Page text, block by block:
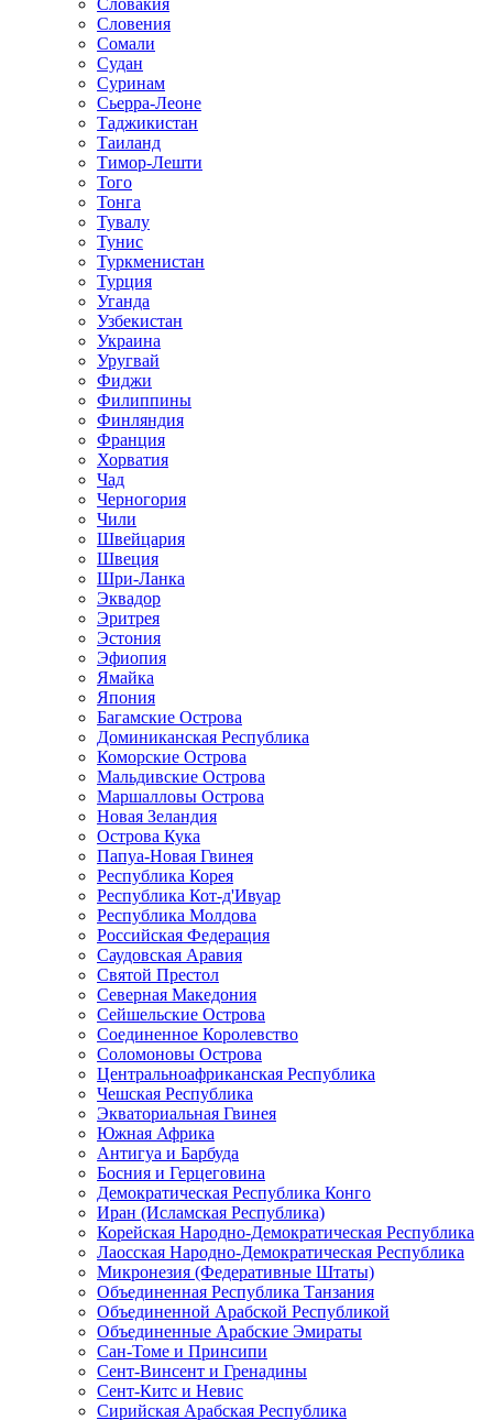
Словакия
Словения
Сомали
Судан
Суринам
Сьерра-Леоне
Таджикистан
Таиланд
Тимор-Лешти
Того
Тонга
Тувалу
Тунис
Туркменистан
Турция
Уганда
Узбекистан
Украина
Уругвай
Фиджи
Филиппины
Финляндия
Франция
Хорватия
Чад
Черногория
Чили
Швейцария
Швеция
Шри-Ланка
Эквадор
Эритрея
Эстония
Эфиопия
Ямайка
Япония
Багамские Острова
Доминиканская Республика
Коморские Острова
Мальдивские Острова
Маршалловы Острова
Новая Зеландия
Острова Кука
Папуа-Новая Гвинея
Республика Корея
Республика Кот-д'Ивуар
Республика Молдова
Российская Федерация
Саудовская Аравия
Святой Престол
Северная Македония
Сейшельские Острова
Соединенное Королевство
Соломоновы Острова
Центральноафриканская Республика
Чешская Республика
Экваториальная Гвинея
Южная Африка
Антигуа и Барбуда
Босния и Герцеговина
Демократическая Республика Конго
Иран (Исламская Республика)
Корейская Народно-Демократическая Республика
Лаосская Народно-Демократическая Республика
Микронезия (Федеративные Штаты)
Объединенная Республика Танзания
Объединенной Арабской Республикой
Объединенные Арабские Эмираты
Сан-Томе и Принсипи
Сент-Винсент и Гренадины
Сент-Китс и Невис
Сирийская Арабская Республика